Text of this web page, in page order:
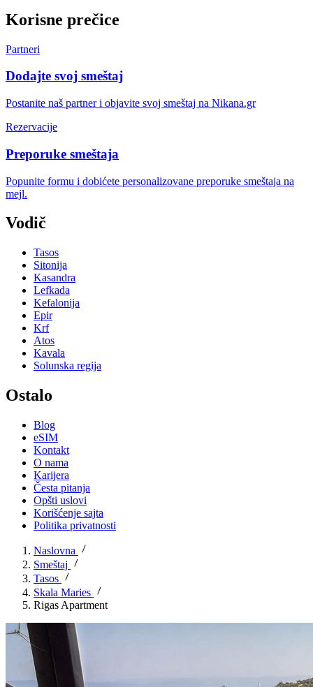
Korisne prečice
Partneri
Dodajte svoj smeštaj
Postanite naš partner i objavite svoj smeštaj na Nikana.gr
Rezervacije
Preporuke smeštaja
Popunite formu i dobićete personalizovane preporuke smeštaja na
mejl.
Vodič
Tasos
Sitonija
Kasandra
Lefkada
Kefalonija
Epir
Krf
Atos
Kavala
Solunska regija
Ostalo
Blog
eSIM
Kontakt
O nama
Karijera
Česta pitanja
Opšti uslovi
Korišćenje sajta
Politika privatnosti
Naslovna
Smeštaj
Tasos
Skala Maries
Rigas Apartment